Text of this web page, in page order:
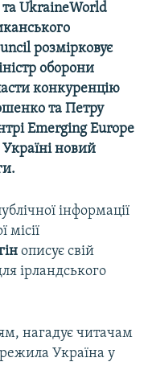
UkraineWorld
розмірковує
оборони
конкуренцію
та Петру
Emerging Europe
новий
інформації
місії
описує свій
ірландського
нагадує читачам
Україна у